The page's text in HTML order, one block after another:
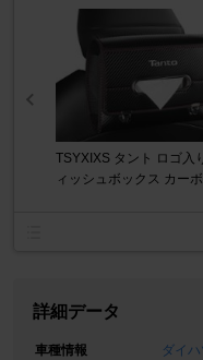
TSYXIXS タント ロゴ入
ィッシュボックス カー
詳細データ
車種情報
ダイ